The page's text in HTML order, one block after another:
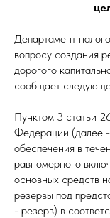
Департамент
вопросу создания
дорогого
сообщает
Пунктом 3 статьи
Федерации (далее
обеспечения в
равномерного
основных средств
резервы под
- резерв) в